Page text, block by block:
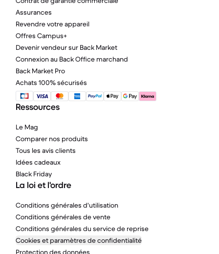
Assurances
Revendre votre appareil
Offres Campus+
Devenir vendeur sur Back Market
Connexion au Back Office marchand
Back Market Pro
Achats 100% sécurisés
Ressources
Le Mag
Comparer nos produits
Tous les avis clients
Idées cadeaux
Black Friday
La loi et l'ordre
Conditions générales d'utilisation
Conditions générales de vente
Conditions générales du service de reprise
Cookies et paramètres de confidentialité
Protection des données